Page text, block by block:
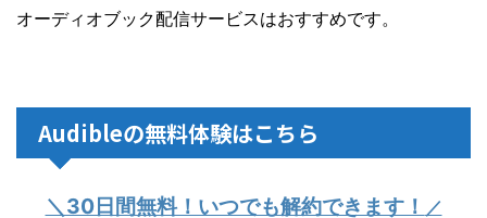
オーディオブック配信サービスはおすすめです。
Audibleの無料体験はこちら
＼30日間無料！いつでも解約できます！ ／